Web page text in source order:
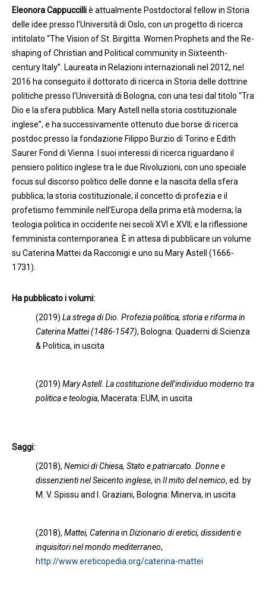
Eleonora Cappuccilliè attualmente Postdoctoral fellow in Storia
delle idee presso l’Università di Oslo, con un progetto di ricerca
intitolato “The Vision of St. Birgitta. Women Prophets and the Re-
shaping of Christian and Political community in Sixteenth-
century Italy”. Laureata in Relazioni internazionali nel 2012, nel
2016 ha conseguito il dottorato di ricerca in Storia delle dottrine
politiche presso l’Università di Bologna, con una tesi dal titolo “Tra
Dio e la sfera pubblica. Mary Astell nella storia costituzionale
inglese”, e ha successivamente ottenuto due borse di ricerca
postdoc presso la fondazione Filippo Burzio di Torino e Edith
Saurer Fond di Vienna. I suoi interessi di ricerca riguardano il
pensiero politico inglese tra le due Rivoluzioni, con uno speciale
focus sul discorso politico delle donne e la nascita della sfera
pubblica; la storia costituzionale; il concetto di profezia e il
profetismo femminile nell’Europa della prima età moderna; la
teologia politica in occidente nei secoli XVI e XVII; e la riflessione
femminista contemporanea. È in attesa di pubblicare un volume
su Caterina Mattei da Racconigi e uno su Mary Astell (1666-
1731).
Ha pubblicato i volumi:
(2019) La strega di Dio. Profezia politica, storia e riforma in
Caterina Mattei (1486-1547), Bologna: Quaderni di Scienza
& Politica, in uscita
(2019) Mary Astell. La costituzione dell’individuo moderno tra
politica e teologia, Macerata: EUM, in uscita
Saggi:
(2018), Nemici di Chiesa, Stato e patriarcato. Donne e
dissenzienti nel Seicento inglese, in Il mito del nemico, ed. by
M. V. Spissu and I. Graziani, Bologna: Minerva, in uscita
(2018), Mattei, Caterinain Dizionario di eretici, dissidenti e
inquisitori nel mondo mediterraneo,
http://www.ereticopedia.org/caterina-mattei